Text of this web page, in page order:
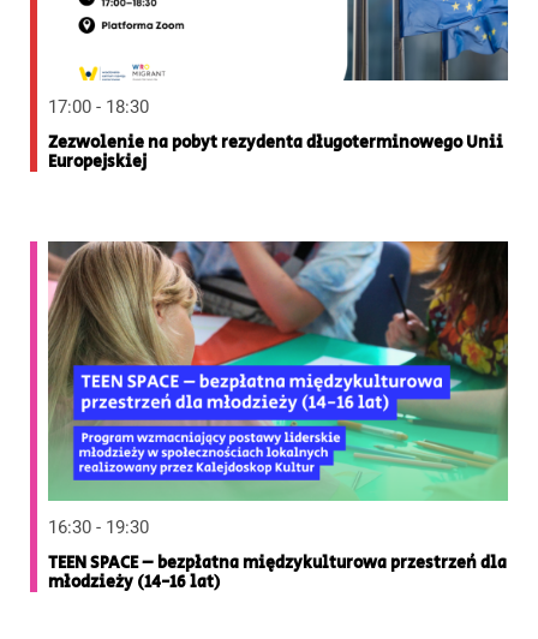
17:00 - 18:30
Zezwolenie na pobyt rezydenta długoterminowego Unii
Europejskiej
16:30 - 19:30
TEEN SPACE – bezpłatna międzykulturowa przestrzeń dla
młodzieży (14-16 lat)